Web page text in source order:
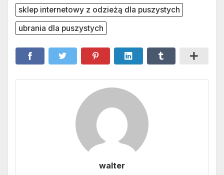
sklep internetowy z odzieżą dla puszystych
ubrania dla puszystych
walter